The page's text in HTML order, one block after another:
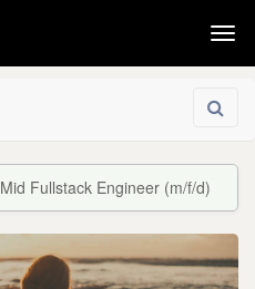
Mid Fullstack Engineer (m/f/d)